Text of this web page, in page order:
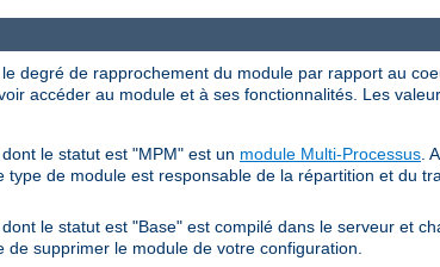
degré de rapprochement du module par rapport au
accéder au module et à ses fonctionnalités. Les
le statut est "MPM" est un module Multi-Processus .
type de module est responsable de la répartition et du
le statut est "Base" est compilé dans le serveur et
de supprimer le module de votre configuration.